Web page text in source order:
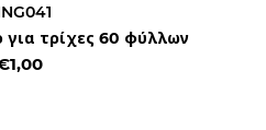
για τρίχες 60 φύλλων